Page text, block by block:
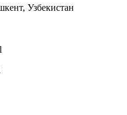
Узбекистан